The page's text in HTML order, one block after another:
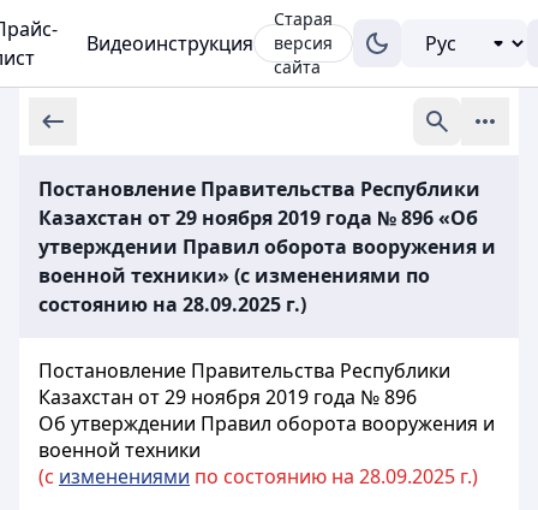
Видеоинструкция
Старая
версия
сайта
Постановление Правительства Республики
Казахстан от 29 ноября 2019 года № 896 «Об
утверждении Правил оборота вооружения и
военной техники» (с изменениями по
состоянию на 28.09.2025 г.)
Постановление Правительства Республики
Казахстан от 29 ноября 2019 года № 896
Об утверждении Правил оборота вооружения и
военной техники
(с изменениями по состоянию на 28.09.2025 г.)